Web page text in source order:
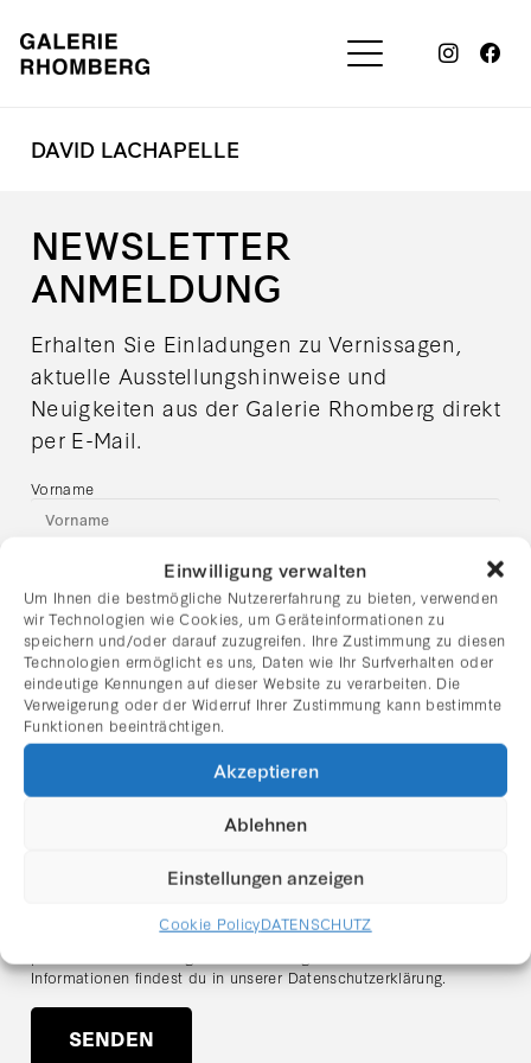
Einwilligung verwalten
Um Ihnen die bestmögliche Nutzererfahrung zu bieten, verwenden
wir Technologien wie Cookies, um Geräteinformationen zu
speichern und/oder darauf zuzugreifen. Ihre Zustimmung zu diesen
Technologien ermöglicht es uns, Daten wie Ihr Surfverhalten oder
eindeutige Kennungen auf dieser Website zu verarbeiten. Die
Verweigerung oder der Widerruf Ihrer Zustimmung kann bestimmte
Funktionen beeinträchtigen.
Akzeptieren
Ablehnen
Einstellungen anzeigen
Cookie PolicyDATENSCHUTZ
DAVID LACHAPELLE
NEWSLETTER
ANMELDUNG
Erhalten Sie Einladungen zu Vernissagen,
aktuelle Ausstellungshinweise und
Neuigkeiten aus der Galerie Rhomberg direkt
per E-Mail.
Vorname
E-Mail Adresse:
Ich habe die Datenschutzerklärung gelesen und stimme
dem Erhalt des Newsletters zu.
Ich stimme zu, dass meine angegebenen Daten zum Zweck des
Mailchimp (Intuit Inc., USA). Meine Daten
werden ausschließlich für den Versand des Newsletters
Einwilligung jederzeit über den Abmeldelink im Newsletter oder
Informationen findest du in unsererDatenschutzerklärung.